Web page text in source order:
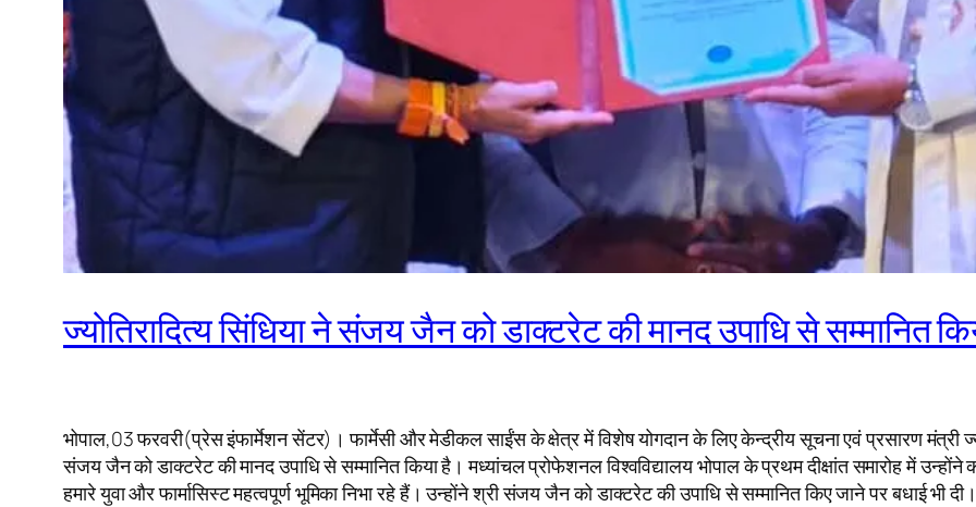
ज्योतिरादित्य सिंधिया ने संजय जैन को डाक्टरेट की मानद उपाधि से सम्मानित
भोपाल,03 फरवरी(प्रेस इंफार्मेशन सेंटर)। फार्मेसी और मेडीकल साईंस के क्षेत्र में विशेष योगदान के लिए केन्द्रीय सूचना एवं प्रसारण मंत्री
संजय जैन को डाक्टरेट की मानद उपाधि से सम्मानित किया है। मध्यांचल प्रोफेशनल विश्वविद्यालय भोपाल के प्रथम दीक्षांत समारोह में उन्होंने
हमारे युवा और फार्मासिस्ट महत्वपूर्ण भूमिका निभा रहे हैं। उन्होंने श्री संजय जैन को डाक्टरेट की उपाधि से सम्मानित किए जाने पर बधाई भी